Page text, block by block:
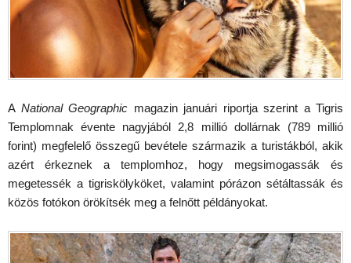
A National Geographic magazin januári riportja szerint a Tigris
Templomnak évente nagyjából 2,8 millió dollárnak (789 millió
forint) megfelelő összegű bevétele származik a turistákból, akik
azért érkeznek a templomhoz, hogy megsimogassák és
megetessék a tigriskölyköket, valamint pórázon sétáltassák és
közös fotókon örökítsék meg a felnőtt példányokat.